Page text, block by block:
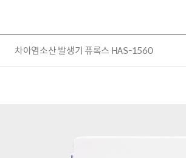
차아염소산 발생기 퓨록스 HAS-1560